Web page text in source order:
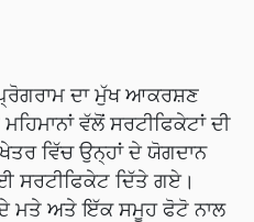
ਦਾ ਮੁੱਖ ਆਕਰਸ਼ਣ
ਵੱਲੋਂ ਸਰਟੀਫਿਕੇਟਾਂ ਦੀ
ਖੇਤਰ ਵਿੱਚ ਉਨ੍ਹਾਂ ਦੇ ਯੋਗਦਾਨ
ਸਰਟੀਫਿਕੇਟ ਦਿੱਤੇ ਗਏ।
ਦੇ ਮਤੇ ਅਤੇ ਇੱਕ ਸਮੂਹ ਫੋਟੋ ਨਾਲ